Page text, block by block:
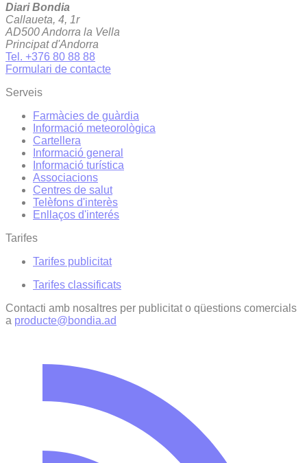
Diari Bondia
Callaueta, 4, 1r
AD500 Andorra la Vella
Principat d'Andorra
Tel. +376 80 88 88
Formulari de contacte
Serveis
Farmàcies de guàrdia
Informació meteorològica
Cartellera
Informació general
Informació turística
Associacions
Centres de salut
Telèfons d'interès
Enllaços d'interés
Tarifes
Tarifes publicitat
Tarifes classificats
Contacti amb nosaltres per publicitat o qüestions comercials
a producte@bondia.ad